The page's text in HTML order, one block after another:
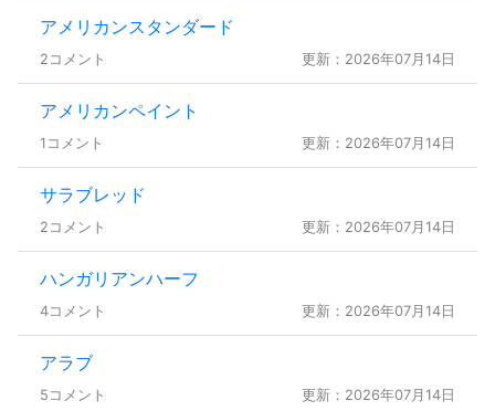
アメリカンスタンダード
2コメント 更新：2026年07月14日
アメリカンペイント
1コメント 更新：2026年07月14日
サラブレッド
2コメント 更新：2026年07月14日
ハンガリアンハーフ
4コメント 更新：2026年07月14日
アラブ
5コメント 更新：2026年07月14日